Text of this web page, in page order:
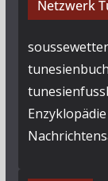
Netzwerk
Enzyklopädie